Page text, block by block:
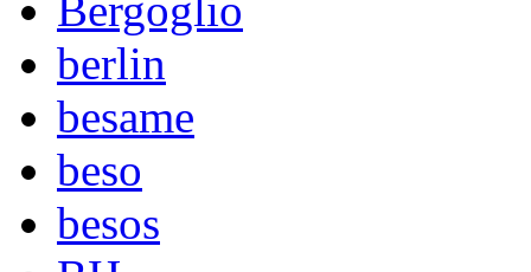
Bergoglio
berlin
besame
beso
besos